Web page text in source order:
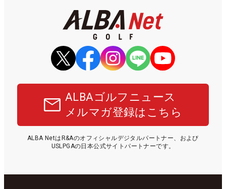
ALBAゴルフニュース
メルマガ登録はこちら
ALBA NetはR&Aのオフィシャルデジタルパートナー、および
USLPGAの日本公式サイトパートナーです。